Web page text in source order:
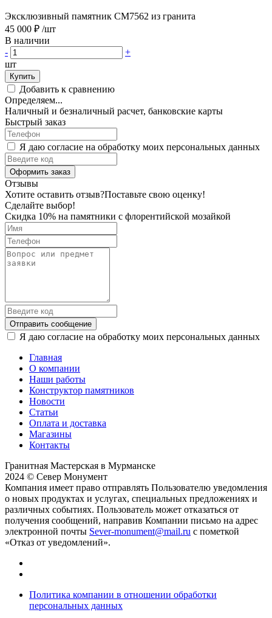
Эксклюзивный памятник CM7562 из гранита
45 000 ₽ /шт
В наличии
-
+
шт
Купить
Добавить к сравнению
Определяем...
Наличный и безналичный расчет, банковские карты
Быстрый заказ
Я даю согласие на обработку моих персональных данных
Оформить заказ
Отзывы
Хотите оставить отзыв?Поставьте свою оценку!
Сделайте выбор!
Скидка 10% на памятники с флорентийской мозайкой
Отправить сообщение
Я даю согласие на обработку моих персональных данных
Главная
О компании
Наши работы
Конструктор памятников
Новости
Статьи
Оплата и доставка
Магазины
Контакты
Гранитная Мастерская в Мурманске
2024 © Север Монумент
Компания имеет право отправлять Пользователю уведомления
о новых продуктах и услугах, специальных предложениях и
различных событиях. Пользователь может отказаться от
получения сообщений, направив Компании письмо на адрес
электронной почты Sever-monument@mail.ru с пометкой
«Отказ от уведомлений».
Политика компании в отношении обработки
персональных данных